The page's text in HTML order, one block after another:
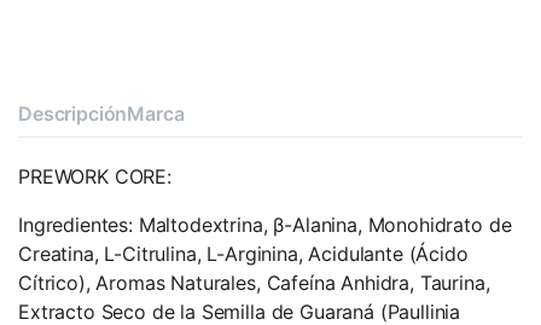
DescripciónMarca
PREWORK CORE:
Ingredientes: Maltodextrina, β-Alanina, Monohidrato de
Creatina, L-Citrulina, L-Arginina, Acidulante (Ácido
Cítrico), Aromas Naturales, Cafeína Anhidra, Taurina,
Extracto Seco de la Semilla de Guaraná (Paullinia